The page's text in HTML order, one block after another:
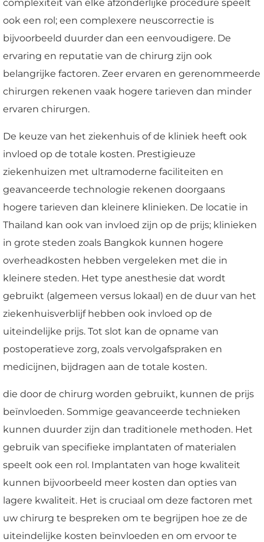
complexiteit van elke afzonderlijke procedure speelt
ook een rol; een complexere neuscorrectie is
bijvoorbeeld duurder dan een eenvoudigere. De
ervaring en reputatie van de chirurg zijn ook
belangrijke factoren. Zeer ervaren en gerenommeerde
chirurgen rekenen vaak hogere tarieven dan minder
ervaren chirurgen.
De keuze van het ziekenhuis of de kliniek heeft ook
invloed op de totale kosten. Prestigieuze
ziekenhuizen met ultramoderne faciliteiten en
geavanceerde technologie rekenen doorgaans
hogere tarieven dan kleinere klinieken. De locatie in
Thailand kan ook van invloed zijn op de prijs; klinieken
in grote steden zoals Bangkok kunnen hogere
overheadkosten hebben vergeleken met die in
kleinere steden. Het type anesthesie dat wordt
gebruikt (algemeen versus lokaal) en de duur van het
ziekenhuisverblijf hebben ook invloed op de
uiteindelijke prijs. Tot slot kan de opname van
postoperatieve zorg, zoals vervolgafspraken en
medicijnen, bijdragen aan de totale kosten.
die door de chirurg worden gebruikt, kunnen de prijs
beïnvloeden. Sommige geavanceerde technieken
kunnen duurder zijn dan traditionele methoden. Het
gebruik van specifieke implantaten of materialen
speelt ook een rol. Implantaten van hoge kwaliteit
kunnen bijvoorbeeld meer kosten dan opties van
lagere kwaliteit. Het is cruciaal om deze factoren met
uw chirurg te bespreken om te begrijpen hoe ze de
uiteindelijke kosten beïnvloeden en om ervoor te